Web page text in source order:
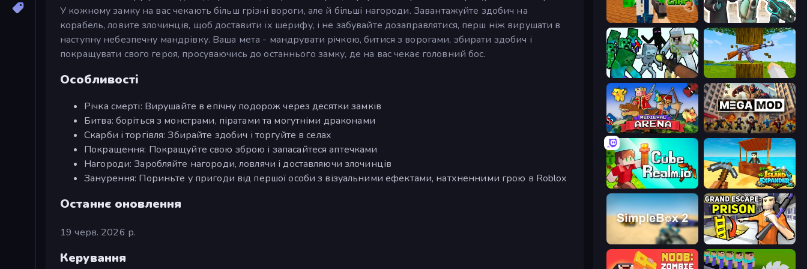
У кожному замку на вас чекають більш грізні вороги, але й більші нагороди. Завантажуйте здобич на
корабель, ловите злочинців, щоб доставити їх шерифу, і не забувайте дозаправлятися, перш ніж вирушати в
наступну небезпечну мандрівку. Ваша мета - мандрувати річкою, битися з ворогами, збирати здобич і
покращувати свого героя, просуваючись до останнього замку, де на вас чекає головний бос.
Особливості
Річка смерті: Вирушайте в епічну подорож через десятки замків
Битва: боріться з монстрами, піратами та могутніми драконами
Скарби і торгівля: Збирайте здобич і торгуйте в селах
Покращення: Покращуйте свою зброю і запасайтеся аптечками
Нагороди: Заробляйте нагороди, ловлячи і доставляючи злочинців
Занурення: Пориньте у пригоди від першої особи з візуальними ефектами, натхненними грою в Roblox
Останнє оновлення
19 черв. 2026 р.
Керування
Trap Craft 2 Skibidi Toilets: Infection
Mine Shooter 3D
Medieval Arena MegamodGames
CubeRealm.io Island Expander
Grand Escape: Prison